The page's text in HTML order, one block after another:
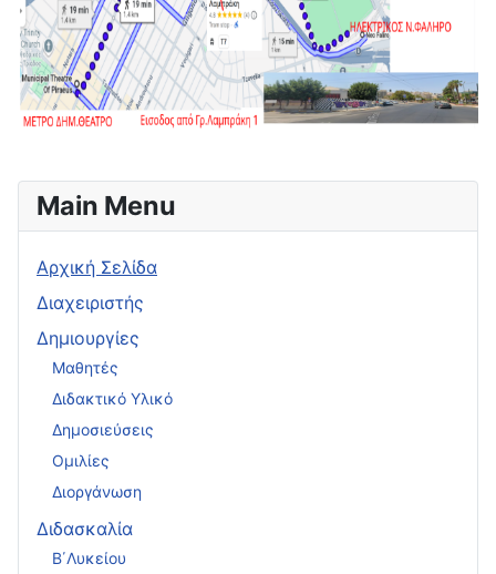
Main Menu
Αρχική Σελίδα
Διαχειριστής
Δημιουργίες
Μαθητές
Διδακτικό Υλικό
Δημοσιεύσεις
Ομιλίες
Διοργάνωση
Διδασκαλία
Β΄Λυκείου